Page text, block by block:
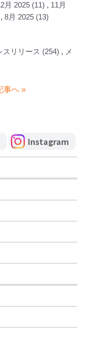
月 2025 (11)
11月
8月 2025 (13)
スリリース (254)
メ
事へ »
Instagram